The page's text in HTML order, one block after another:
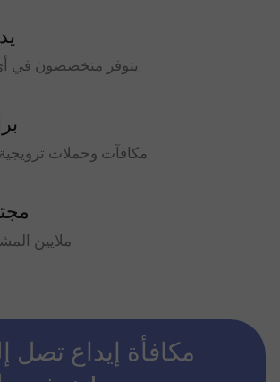
يتوفر متخصصون في
مكافآت وحملات
ملايين